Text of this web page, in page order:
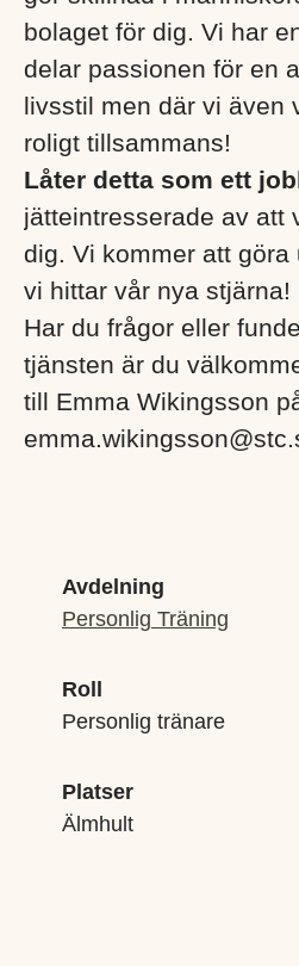
bolaget för dig. Vi har
delar passionen för en
livsstil men där vi även
roligt tillsammans!
Låter detta som ett
jätteintresserade av att
dig. Vi kommer att
vi hittar vår nya stjärna!
Har du frågor eller
tjänsten är du
till Emma Wikingsson
Avdelning
Personlig Träning
Roll
Personlig tränare
Platser
Älmhult